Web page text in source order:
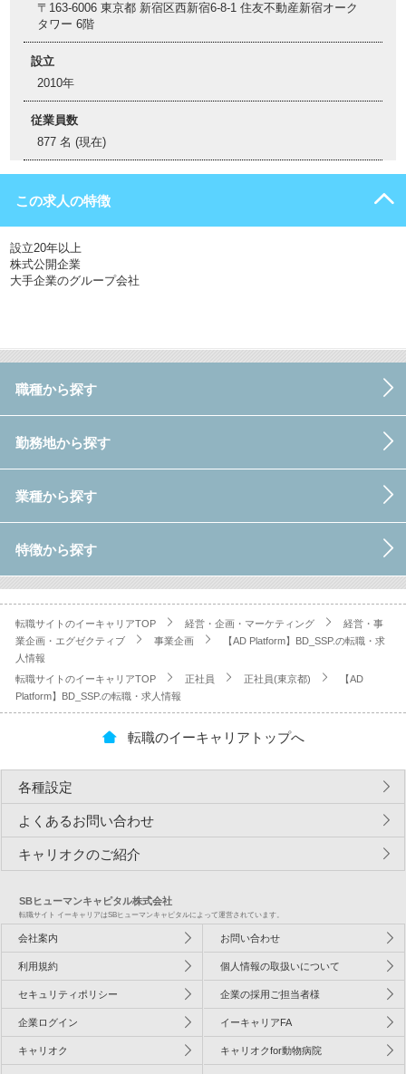
〒163-6006 東京都 新宿区西新宿6-8-1 住友不動産新宿オーク
タワー 6階
設立
2010年
従業員数
877 名 (現在)
この求人の特徴
設立20年以上
株式公開企業
大手企業のグループ会社
職種から探す
勤務地から探す
業種から探す
特徴から探す
転職サイトのイーキャリアTOP 経営・企画・マーケティング
経営・事
業企画・エグゼクティブ
事業企画
【AD Platform】BD_SSP.の転職・求
人情報
転職サイトのイーキャリアTOP
正社員 正社員(東京都)
【AD
Platform】BD_SSP.の転職・求人情報
転職のイーキャリアトップへ
各種設定
よくあるお問い合わせ
キャリオクのご紹介
SBヒューマンキャピタル株式会社
転職サイト イーキャリアはSBヒューマンキャピタルによって運営されています。
会社案内 お問い合わせ
利用規約 個人情報の取扱いについて
セキュリティポリシー 企業の採用ご担当者様
企業ログイン イーキャリアFA
キャリオク キャリオクfor動物病院